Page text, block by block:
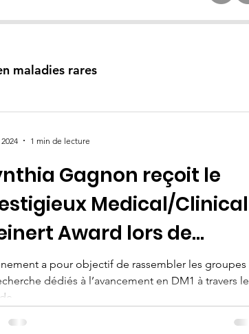
maladies rares
Gagnon reçoit le
Medical/Clinical
Award lors de
international
14!
a pour objectif de rassembler les groupes
dédiés à l’avancement en DM1 à travers le
1 min de lecture